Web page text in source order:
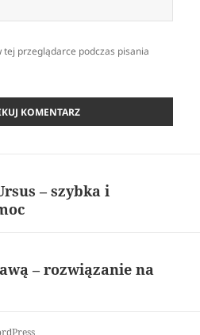
przeglądarce podczas pisania
– szybka i
– rozwiązanie na